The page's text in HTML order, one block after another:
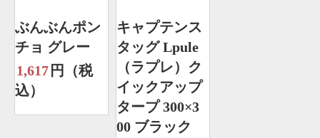
ぶんぶんポン
チョ グレー
1,617 円（税
込）
キャプテンス
タッグ Lpule
（ラプレ）ク
イックアップ
タープ 300×3
00 ブラック